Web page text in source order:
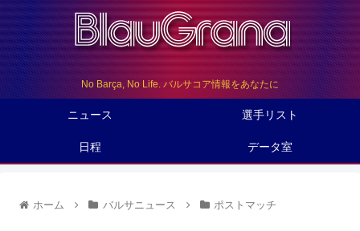
No Barça, No Life. バルサコア情報をあなたに
ニュース 選手リスト
日程 データ室
ホーム バルサニュース ポストマッチ